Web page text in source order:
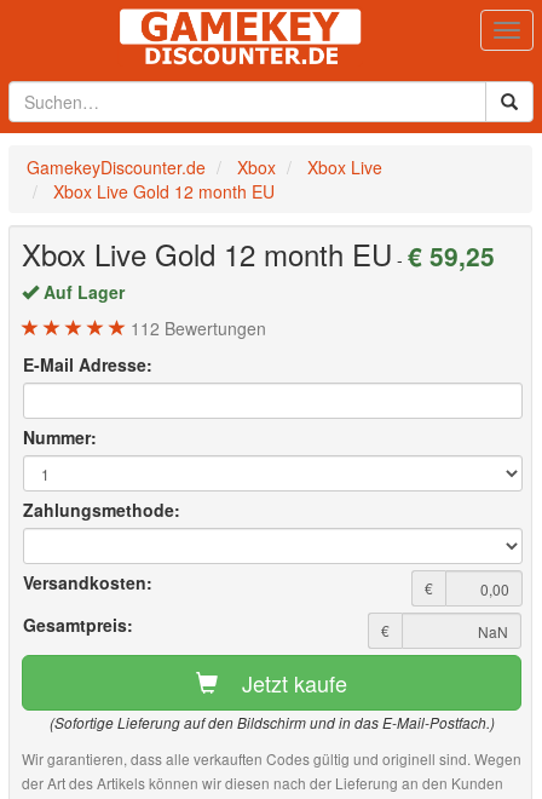
GamekeyDiscounter.de Xbox
Xbox Live
Xbox Live Gold 12 month EU
Xbox Live Gold 12 month EU - € 59,25
Auf Lager
112 Bewertungen
E-Mail Adresse:
Nummer:
Zahlungsmethode:
Versandkosten: €
Gesamtpreis: €
Jetzt kaufe
(Sofortige Lieferung auf den Bildschirm und in das E-Mail-Postfach.)
Wir garantieren, dass alle verkauften Codes gültig und originell sind. Wegen
der Art des Artikels können wir diesen nach der Lieferung an den Kunden